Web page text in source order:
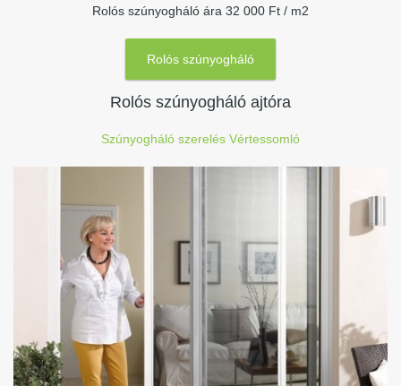
Rolós szúnyogháló ára 32 000 Ft / m2
Rolós szúnyogháló
Rolós szúnyogháló ajtóra
Szúnyogháló szerelés Vértessomló